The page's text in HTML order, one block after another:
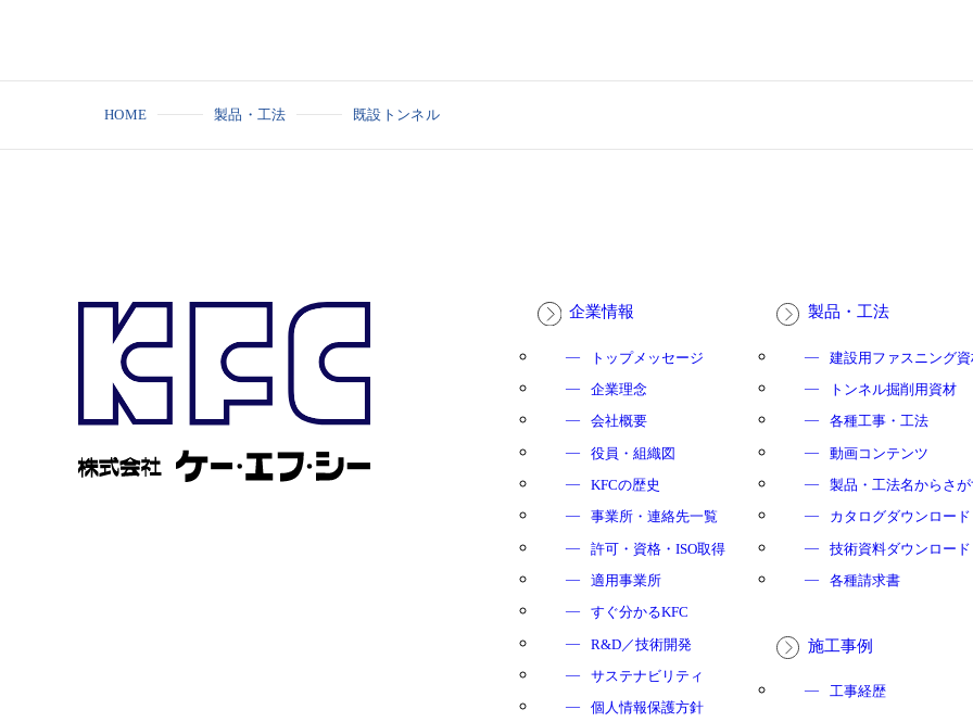
HOME 製品・工法 既設トンネル
企業情報
トップメッセージ
企業理念
会社概要
役員・組織図
KFCの歴史
事業所・連絡先一覧
許可・資格・ISO取得
適用事業所
すぐ分かるKFC
R&D／技術開発
サステナビリティ
個人情報保護方針
製品・工法
建設用ファスニング
トンネル掘削用資材
各種工事・工法
動画コンテンツ
製品・工法名からさ
カタログダウンロード
技術資料ダウンロード
各種請求書
施工事例
工事経歴